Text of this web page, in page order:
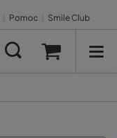
Pomoc Smile Club